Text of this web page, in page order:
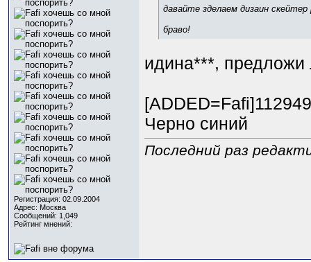
Регистрация: 02.09.2004
Адрес: Москва
Сообщений: 1,049
Рейтинг мнений:
давайте зделаем дизаин скейтер
браво!
идина***, предложи
Черно синий
Последний раз